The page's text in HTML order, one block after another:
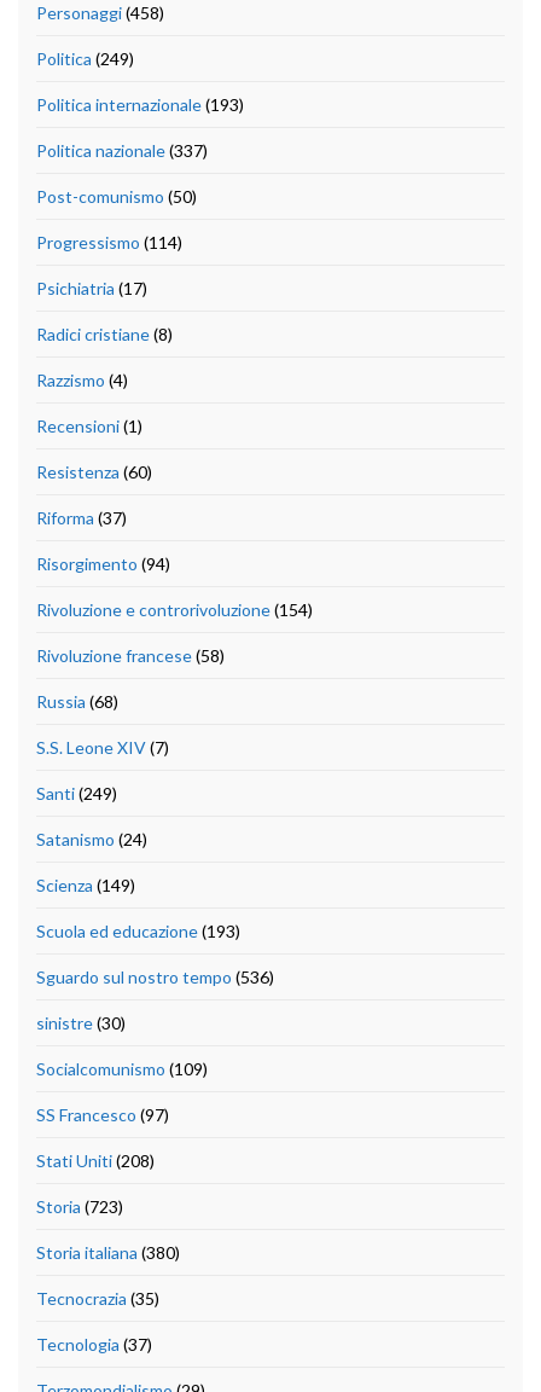
Personaggi(458)
Politica (249)
Politica internazionale(193)
Politica nazionale(337)
Post-comunismo (50)
Progressismo (114)
Psichiatria (17)
Radici cristiane(8)
Razzismo (4)
Recensioni(1)
Resistenza (60)
Riforma (37)
Risorgimento (94)
Rivoluzione e controrivoluzione(154)
Rivoluzione francese(58)
Russia (68)
S.S. Leone XIV(7)
Santi(249)
Satanismo (24)
Scienza (149)
Scuola ed educazione(193)
Sguardo sul nostro tempo (536)
sinistre(30)
Socialcomunismo (109)
SS Francesco (97)
Stati Uniti(208)
Storia (723)
Storia italiana (380)
Tecnocrazia (35)
Tecnologia (37)